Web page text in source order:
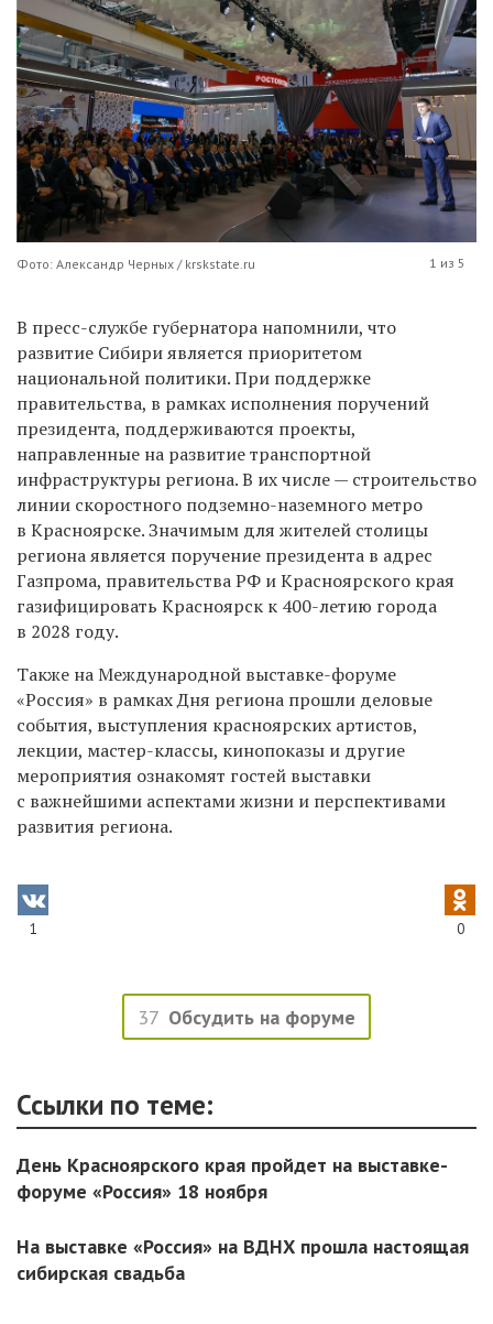
Фото: Александр Черных / krskstate.ru 1 из 5
В пресс-службе губернатора напомнили, что
развитие Сибири является приоритетом
национальной политики. При поддержке
правительства, в рамках исполнения поручений
президента, поддерживаются проекты,
направленные на развитие транспортной
инфраструктуры региона. В их числе — строительство
линии скоростного подземно-наземного метро
в Красноярске. Значимым для жителей столицы
региона является поручение президента в адрес
Газпрома, правительства РФ и Красноярского края
газифицировать Красноярск к 400-летию города
в 2028 году.
Также на Международной выставке-форуме
«Россия» в рамках Дня региона прошли деловые
события, выступления красноярских артистов,
лекции, мастер-классы, кинопоказы и другие
мероприятия ознакомят гостей выставки
с важнейшими аспектами жизни и перспективами
развития региона.
1 0
37 Обсудить на форуме
Ссылки по теме:
День Красноярского края пройдет на выставке-
форуме «Россия» 18 ноября
На выставке «Россия» на ВДНХ прошла настоящая
сибирская свадьба